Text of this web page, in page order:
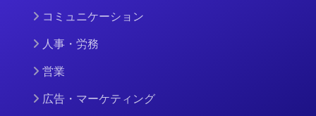
コミュニケーション
人事・労務
営業
広告・マーケティング